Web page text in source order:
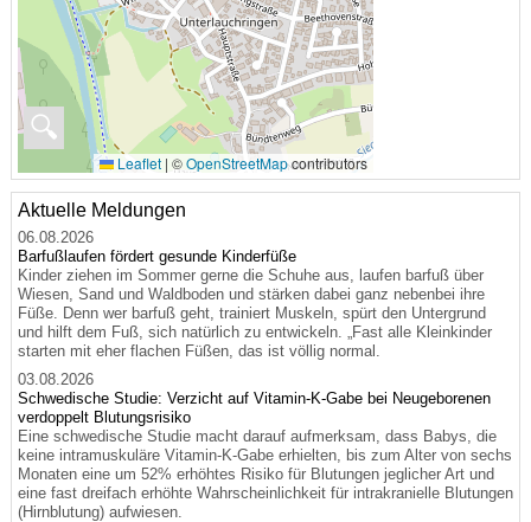
🔍
Leaflet | ©OpenStreetMapcontributors
Aktuelle Meldungen
06.08.2026
Barfußlaufen fördert gesunde Kinderfüße
Kinder ziehen im Sommer gerne die Schuhe aus, laufen barfuß über
Wiesen, Sand und Waldboden und stärken dabei ganz nebenbei ihre
Füße. Denn wer barfuß geht, trainiert Muskeln, spürt den Untergrund
und hilft dem Fuß, sich natürlich zu entwickeln. „Fast alle Kleinkinder
starten mit eher flachen Füßen, das ist völlig normal.
03.08.2026
Schwedische Studie: Verzicht auf Vitamin-K-Gabe bei Neugeborenen
verdoppelt Blutungsrisiko
Eine schwedische Studie macht darauf aufmerksam, dass Babys, die
keine intramuskuläre Vitamin-K-Gabe erhielten, bis zum Alter von sechs
Monaten eine um 52% erhöhtes Risiko für Blutungen jeglicher Art und
eine fast dreifach erhöhte Wahrscheinlichkeit für intrakranielle Blutungen
(Hirnblutung) aufwiesen.